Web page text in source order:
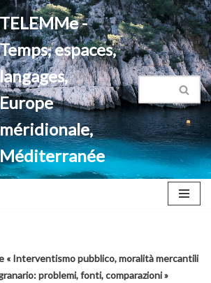
TELEMMe -
Temps, espaces,
langages,
Europe
méridionale,
Méditerranée
« Interventismo pubblico, moralità mercantili
problemi, fonti, comparazioni »